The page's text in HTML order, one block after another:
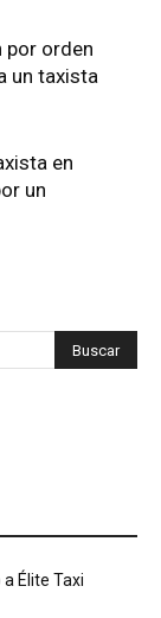
por orden
un taxista
en
un
Élite Taxi